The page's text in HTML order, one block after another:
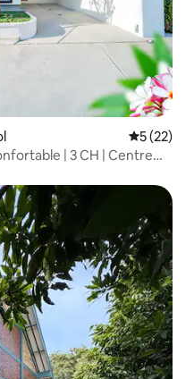
Note
5 (22)
| 3 CH | Centre